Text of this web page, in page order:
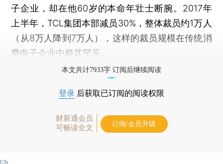
子企业，却在他60岁的本命年壮士断腕。2017年
上半年，TCL集团本部减员30%，整体裁员约1万人
（从8万人降到7万人），这样的裁员规模在传统消
费电子企业中极其罕见。
本文共计7933字 订阅后继续阅读
登录 后获取已订阅的阅读权限
财新通会员
可畅读全文
订阅/会员升级